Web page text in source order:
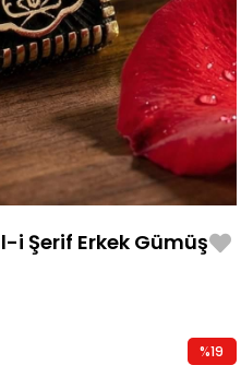
i Şerif Erkek Gümüş
%19